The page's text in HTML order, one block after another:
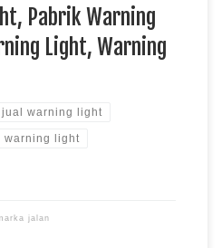
Pabrik Warning
Light, Warning
jual warning light
warning light
jalan